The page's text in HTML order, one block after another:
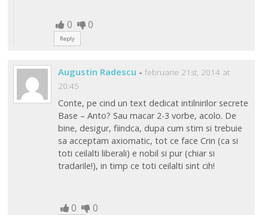
0 0
Reply
Augustin Radescu - februarie 21st, 2014 at
20:45
Conte, pe cind un text dedicat intilnirilor secrete
Base – Anto? Sau macar 2-3 vorbe, acolo. De
bine, desigur, fiindca, dupa cum stim si trebuie
sa acceptam axiomatic, tot ce face Crin (ca si
toti ceilalti liberali) e nobil si pur (chiar si
tradarile!), in timp ce toti ceilalti sint cih!
0 0